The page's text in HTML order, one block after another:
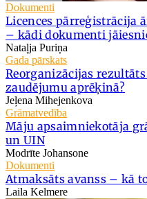
Dokumenti
Licences pārreģistrācija
– kādi dokumenti
Nataļja Puriņa
Gada pārskats
Reorganizācijas
zaudējumu aprēķinā?
Jeļena Mihejenkova
Grāmatvedība
Māju apsaimniekotāja
un UIN
Modrīte Johansone
Dokumenti
Atmaksāts avanss – kā
Laila Kelmere